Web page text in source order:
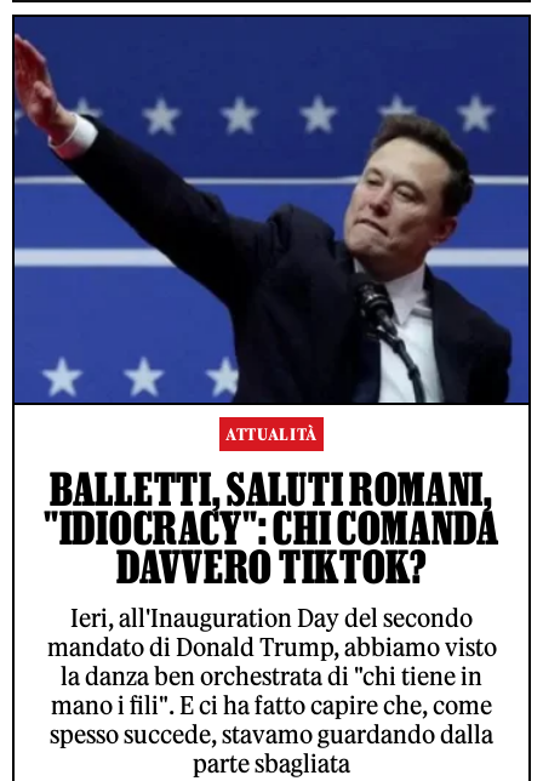
ATTUALITÀ
BALLETTI, SALUTI ROMANI,
"IDIOCRACY": CHI COMANDA
DAVVERO TIKTOK?
Ieri, all'Inauguration Day del secondo
mandato di Donald Trump, abbiamo visto
la danza ben orchestrata di "chi tiene in
mano i fili". E ci ha fatto capire che, come
spesso succede, stavamo guardando dalla
parte sbagliata